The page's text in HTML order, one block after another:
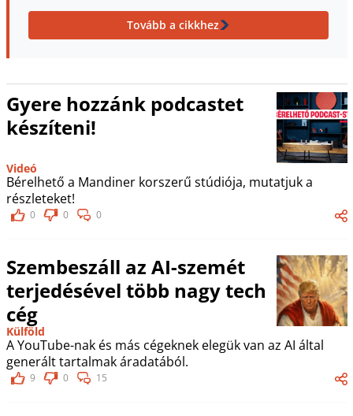
Tovább a cikkhez
Gyere hozzánk podcastet
készíteni!
Videó
Bérelhető a Mandiner korszerű stúdiója, mutatjuk a
részleteket!
0 0 0
Szembeszáll az AI-szemét
terjedésével több nagy tech
cég
Külföld
A YouTube-nak és más cégeknek elegük van az AI által
generált tartalmak áradatából.
9 0 15